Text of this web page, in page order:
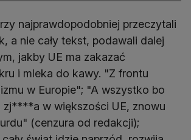
najprawdopodobniej przeczytali
a nie cały tekst, podawali dalej
jakby UE ma zakazać
i mleka do kawy. "Z frontu
w Europie"; "A wszystko bo
zj****a w większości UE, znowu
(cenzura od redakcji);